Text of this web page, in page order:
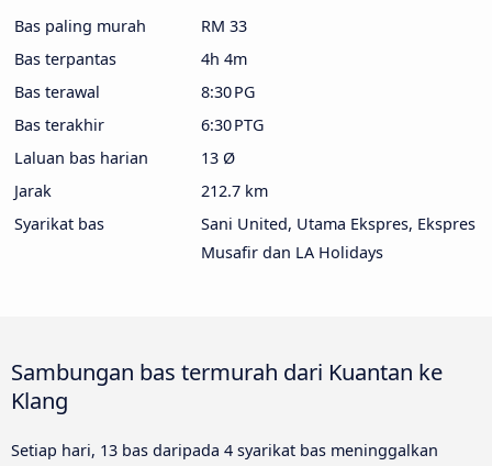
Bas paling murah
RM 33
Bas terpantas
4h 4m
Bas terawal
8:30 PG
Bas terakhir
6:30 PTG
Laluan bas harian
13 Ø
Jarak
212.7 km
Syarikat bas
Sani United, Utama Ekspres, Ekspres
Musafir dan LA Holidays
Sambungan bas termurah dari Kuantan ke
Klang
Setiap hari, 13 bas daripada 4 syarikat bas meninggalkan